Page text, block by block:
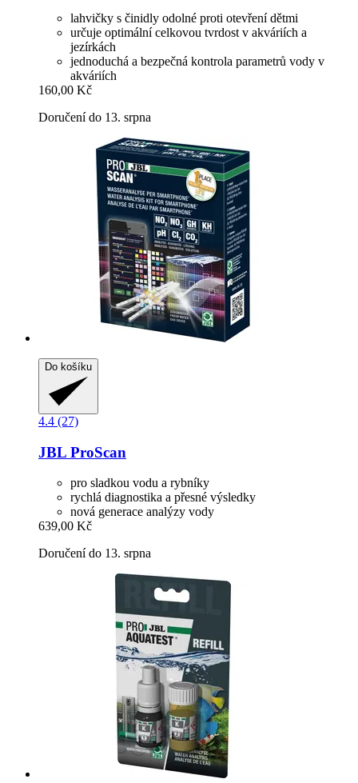
lahvičky s činidly odolné proti otevření dětmi
určuje optimální celkovou tvrdost v akváriích a
jezírkách
jednoduchá a bezpečná kontrola parametrů vody v
akváriích
160,00 Kč
Doručení do 13. srpna
Do košíku
4.4 (27)
JBL ProScan
pro sladkou vodu a rybníky
rychlá diagnostika a přesné výsledky
nová generace analýzy vody
639,00 Kč
Doručení do 13. srpna